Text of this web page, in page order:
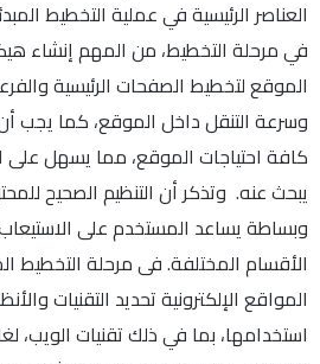
العناصر الرئيسية في عملية التخطيط
في مرحلة التخطيط، من المهم إنشاء
الموقع لتخطيط الصفحات الرئيسية
وسرعة التنقل داخل الموقع، كما يجب
كافة احتياجات الموقع، مما يسهل
يبحث عنه. وتذكر أن التنظيم الصحيح
وبساطة يساعد المستخدم على
الأقسام المختلفة. فى مرحلة التخطيط
المواقع الإلكترونية تحديد التقنيات
استخدامها، بما في ذلك تقنيات الويب،